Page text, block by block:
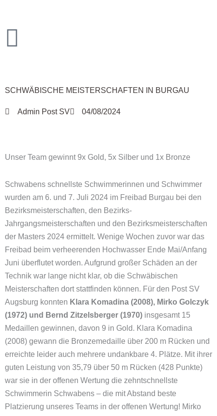
springen
SCHWÄBISCHE MEISTERSCHAFTEN IN BURGAU
Admin Post SV 04/08/2024
Unser Team gewinnt 9x Gold, 5x Silber und 1x Bronze
Schwabens schnellste Schwimmerinnen und Schwimmer
wurden am 6. und 7. Juli 2024 im Freibad Burgau bei den
Bezirksmeisterschaften, den Bezirks-
Jahrgangsmeisterschaften und den Bezirksmeisterschaften
der Masters 2024 ermittelt. Wenige Wochen zuvor war das
Freibad beim verheerenden Hochwasser Ende Mai/Anfang
Juni überflutet worden. Aufgrund großer Schäden an der
Technik war lange nicht klar, ob die Schwäbischen
Meisterschaften dort stattfinden können. Für den Post SV
Augsburg konnten Klara Komadina (2008), Mirko Golczyk
(1972) und Bernd Zitzelsberger (1970) insgesamt 15
Medaillen gewinnen, davon 9 in Gold. Klara Komadina
(2008) gewann die Bronzemedaille über 200 m Rücken und
erreichte leider auch mehrere undankbare 4. Plätze. Mit ihrer
guten Leistung von 35,79 über 50 m Rücken (428 Punkte)
war sie in der offenen Wertung die zehntschnellste
Schwimmerin Schwabens – die mit Abstand beste
Platzierung unseres Teams in der offenen Wertung! Mirko